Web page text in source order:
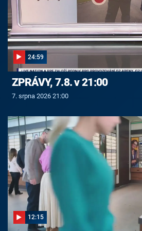
24:59
ZPRÁVY, 7.8. v 21:00
7. srpna 2026 21:00
12:15